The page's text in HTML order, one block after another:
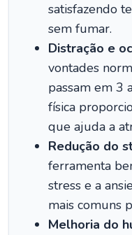
satisfazendo
sem fumar.
Distração e
vontades
passam em 3
física
que ajuda a
Redução do
ferramenta
stress e a
mais comuns
Melhoria do